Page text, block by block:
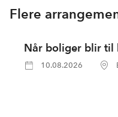
Flere
Når boliger blir til
10.08.2026